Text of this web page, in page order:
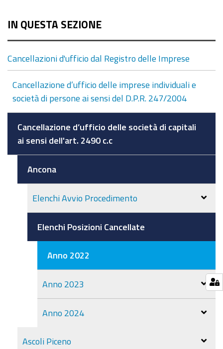
IN QUESTA SEZIONE
Cancellazioni d'ufficio dal Registro delle Imprese
Cancellazione d’ufficio delle imprese individuali e
società di persone ai sensi del D.P.R. 247/2004
Cancellazione d’ufficio delle società di capitali
ai sensi dell'art. 2490 c.c
Ancona
Elenchi Avvio Procedimento
Elenchi Posizioni Cancellate
Anno 2022
Anno 2023
Anno 2024
Ascoli Piceno